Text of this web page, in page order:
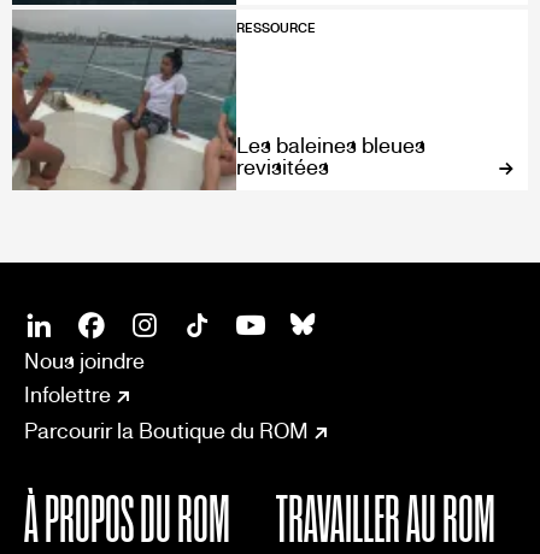
RESSOURCE
Les baleines bleues
revisitées
SOCIAL
LinkedinFacebook
CONNECT
Nous joindre
Infolettre
Parcourir la Boutique du ROM
À PROPOS DU ROM TRAVAILLER AU ROM